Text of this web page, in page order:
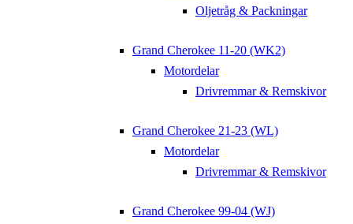
Oljetråg & Packningar
Grand Cherokee 11-20 (WK2)
Motordelar
Drivremmar & Remskivor
Grand Cherokee 21-23 (WL)
Motordelar
Drivremmar & Remskivor
Grand Cherokee 99-04 (WJ)